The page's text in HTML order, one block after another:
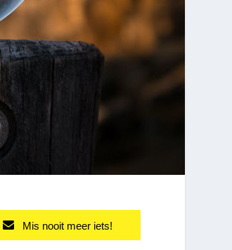
Mis nooit meer iets!